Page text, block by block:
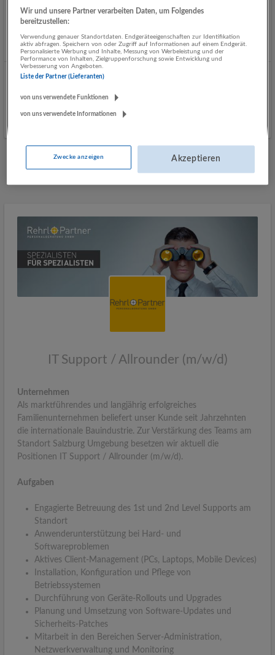
07.08.2026,
Österreichisches Rotes Kreuz, Landesverband
Salzburg
Salzburg
Vor 2 Tagen veröffentlicht
Data Engineer (f/m/d)
06.08.2026,NovaTaste Austria GmbH
Salzburg
Mehr Jobs
IT Support / Allrounder (m/w/d)
Unternehmen
Als marktführendes und langjährig erfolgreiches
Familienunternehmen beliefert unser Kunde seit Jahrzehnten
die internationale Bauindustrie. Zur Verstärkung des Teams am
Standort Salzburg Umgebung besetzen wir aktuell die
Positionen IT Support / Allrounder (m/w/d).
Aufgaben
Engagierte Betreuung des 1st und 2nd Level Supports am
Standort
Anwenderunterstützung bei Hard- und
Softwareproblemen
Aktives Client-Management (PCs, Laptops, Mobile Devices)
Installation, Konfiguration und Pflege von
Betriebssystemen
Durchführung von Geräte-Rollouts und Upgrades
Planung und Umsetzung von Software-Updates und
Sicherheits-Patches
Mitarbeit in den Bereichen Server-Administration,
Netzwerkverwaltung und Monitoring
Wir und unsere Partner verarbeiten Daten, um Folgendes
bereitzustellen:
Verwendung genauer Standortdaten. Endgeräteeigenschaften zur Identifikation
aktiv abfragen. Speichern von oder Zugriff auf Informationen auf einem Endgerät.
Personalisierte Werbung und Inhalte, Messung von Werbeleistung und der
Performance von Inhalten, Zielgruppenforschung sowie Entwicklung und
Verbesserung von Angeboten.
Liste der Partner (Lieferanten)
von uns verwendete Funktionen
von uns verwendete Informationen
Zwecke anzeigen Akzeptieren